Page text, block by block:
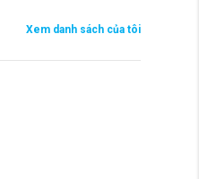
Xem danh sách của tôi